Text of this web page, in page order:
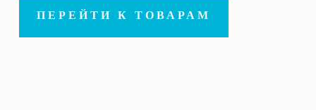
ПЕРЕЙТИ К ТОВАРАМ